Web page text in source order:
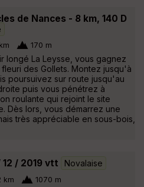
de Nances - 8 km, 140 D
170 m
longé La Leysse, vous gagnez
fleuri des Gollets. Montez jusqu'à
poursuivez sur route jusqu'au
puis vous pénétrez à
roulante qui rejoint le site
Dès lors, vous démarrez une
très appréciable en sous-bois,
/ 2019 vtt Novalaise
km 1070 m